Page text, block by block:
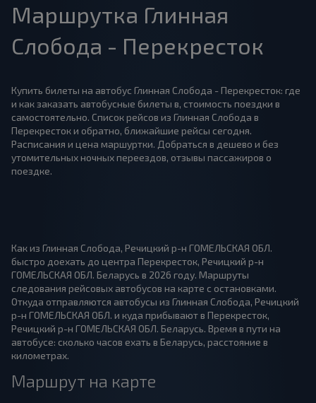
Маршрутка Глинная
Слобода - Перекресток
Купить билеты на автобус Глинная Слобода - Перекресток: где
и как заказать автобусные билеты в, стоимость поездки в
самостоятельно. Список рейсов из Глинная Слобода в
Перекресток и обратно, ближайшие рейсы сегодня.
Расписания и цена маршуртки. Добраться в дешево и без
утомительных ночных переездов, отзывы пассажиров о
поездке.
Как из Глинная Слобода, Речицкий р-н ГОМЕЛЬСКАЯ ОБЛ.
быстро доехать до центра Перекресток, Речицкий р-н
ГОМЕЛЬСКАЯ ОБЛ. Беларусь в 2026 году. Маршруты
следования рейсовых автобусов на карте с остановками.
Откуда отправляются автобусы из Глинная Слобода, Речицкий
р-н ГОМЕЛЬСКАЯ ОБЛ. и куда прибывают в Перекресток,
Речицкий р-н ГОМЕЛЬСКАЯ ОБЛ. Беларусь. Время в пути на
автобусе: сколько часов ехать в Беларусь, расстояние в
километрах.
Маршрут на карте